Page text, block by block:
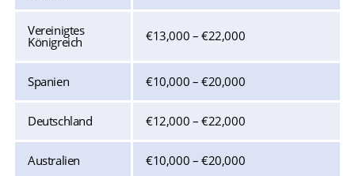
Vereinigtes
Königreich €13,000 – €22,000
Spanien €10,000 – €20,000
Deutschland €12,000 – €22,000
Australien €10,000 – €20,000